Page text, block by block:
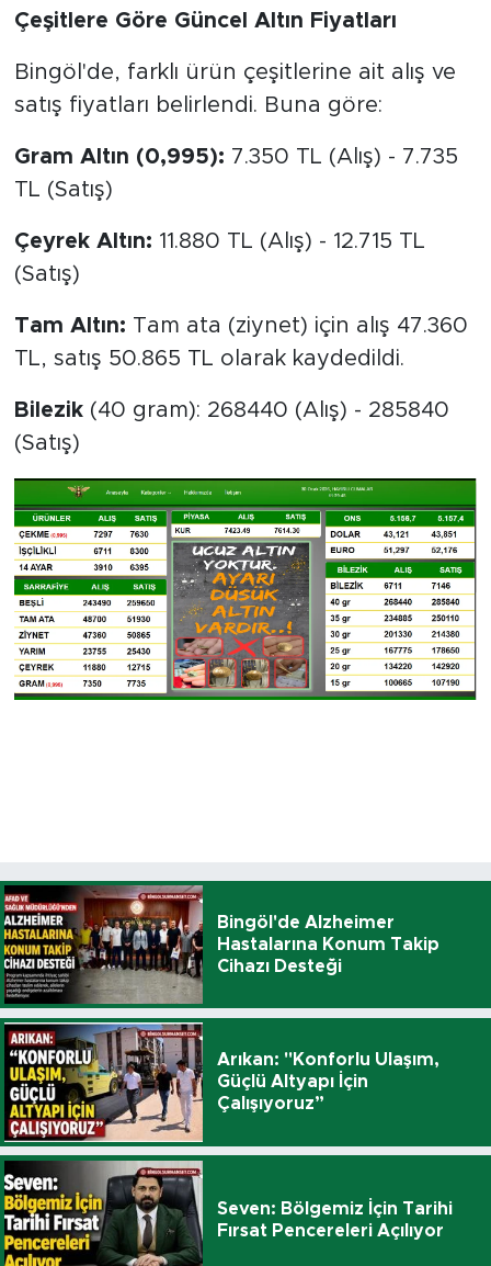
Çeşitlere Göre Güncel Altın Fiyatları
Bingöl'de, farklı ürün çeşitlerine ait alış ve
satış fiyatları belirlendi. Buna göre:
Gram Altın (0,995): 7.350 TL (Alış) - 7.735
TL (Satış)
Çeyrek Altın: 11.880 TL (Alış) - 12.715 TL
(Satış)
Tam Altın: Tam ata (ziynet) için alış 47.360
TL, satış 50.865 TL olarak kaydedildi.
Bilezik(40 gram): 268440 (Alış) - 285840
(Satış)
Bingöl'de Alzheimer
Hastalarına Konum Takip
Cihazı Desteği
Arıkan: "Konforlu Ulaşım,
Güçlü Altyapı İçin
Çalışıyoruz”
Seven: Bölgemiz İçin Tarihi
Fırsat Pencereleri Açılıyor